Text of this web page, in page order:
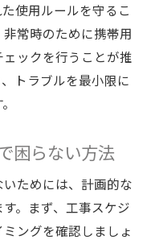
使用ルールを守るこ
常時のために携帯用
ックを行うことが推
トラブルを最小限に
困らない方法
ためには、計画的な
。まず、工事スケジ
ングを確認しましょ